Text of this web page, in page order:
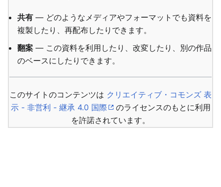
共有 — どのようなメディアやフォーマットでも資料を
複製したり、再配布したりできます。
翻案 — この資料を利用したり、改変したり、別の作品
のベースにしたりできます。
このサイトのコンテンツは クリエイティブ・コモンズ 表
示 - 非営利 - 継承 4.0 国際
のライセンスのもとに利用
を許諾されています。